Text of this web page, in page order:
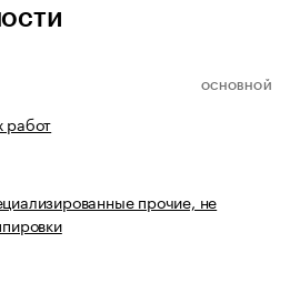
ОСНОВНОЙ
работ
прочие, не